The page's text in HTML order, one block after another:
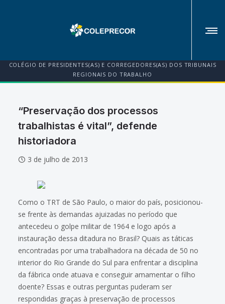
COLÉGIO DE PRESIDENTES(AS) E CORREGEDORES(AS) DOS TRIBUNAIS
REGIONAIS DO TRABALHO
“Preservação dos processos
trabalhistas é vital”, defende
historiadora
3 de julho de 2013
Como o TRT de São Paulo, o maior do país, posicionou-
se frente às demandas ajuizadas no período que
antecedeu o golpe militar de 1964 e logo após a
instauração dessa ditadura no Brasil? Quais as táticas
encontradas por uma trabalhadora na década de 50 no
interior do Rio Grande do Sul para enfrentar a disciplina
da fábrica onde atuava e conseguir amamentar o filho
doente? Essas e outras perguntas puderam ser
respondidas graças à preservação de processos